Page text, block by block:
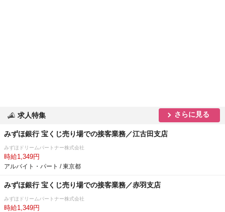
求人特集 さらに見る
みずほ銀行 宝くじ売り場での接客業務／江古田支店
みずほドリームパートナー株式会社
時給1,349円
アルバイト・パート / 東京都
みずほ銀行 宝くじ売り場での接客業務／赤羽支店
みずほドリームパートナー株式会社
時給1,349円